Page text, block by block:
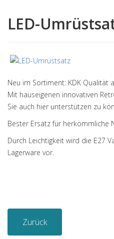
LED-
Neu im Sortiment: KDK Qualität
Mit hauseigenen innovativen
Sie auch hier unterstützen zu
Bester Ersatz für herkömmliche
Durch Leichtigkeit wird die E27
Lagerware vor.
Zurück